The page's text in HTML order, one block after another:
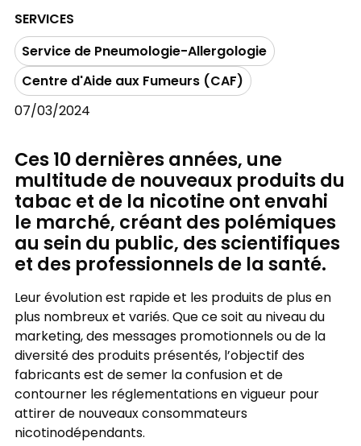
SERVICES
Service de Pneumologie-Allergologie
Centre d'Aide aux Fumeurs (CAF)
07/03/2024
Ces 10 dernières années, une
multitude de nouveaux produits du
tabac et de la nicotine ont envahi
le marché, créant des polémiques
au sein du public, des scientifiques
et des professionnels de la santé.
Leur évolution est rapide et les produits de plus en
plus nombreux et variés. Que ce soit au niveau du
marketing, des messages promotionnels ou de la
diversité des produits présentés, l’objectif des
fabricants est de semer la confusion et de
contourner les réglementations en vigueur pour
attirer de nouveaux consommateurs
nicotinodépendants.